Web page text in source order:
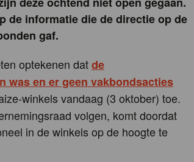
de informatie die de directie op de
gaf.
optekenen datde
was en er geen vakbondsacties
winkels vandaag (3 oktober) toe.
volgen, komt doordat
in de winkels op de hoogte te